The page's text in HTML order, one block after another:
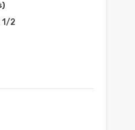
1/2